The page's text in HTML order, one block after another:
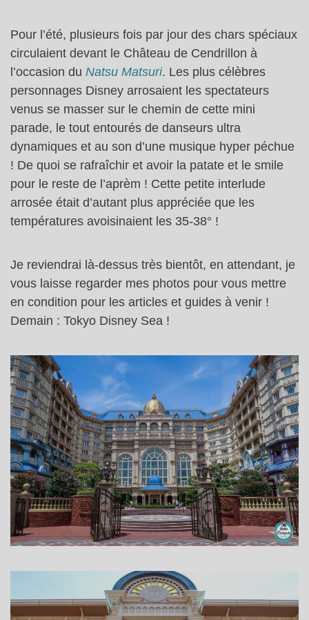
Pour l’été, plusieurs fois par jour des chars spéciaux
circulaient devant le Château de Cendrillon à
l’occasion du Natsu Matsuri. Les plus célèbres
personnages Disney arrosaient les spectateurs
venus se masser sur le chemin de cette mini
parade, le tout entourés de danseurs ultra
dynamiques et au son d’une musique hyper péchue
! De quoi se rafraîchir et avoir la patate et le smile
pour le reste de l’aprèm ! Cette petite interlude
arrosée était d’autant plus appréciée que les
températures avoisinaient les 35-38° !
Je reviendrai là-dessus très bientôt, en attendant, je
vous laisse regarder mes photos pour vous mettre
en condition pour les articles et guides à venir !
Demain : Tokyo Disney Sea !